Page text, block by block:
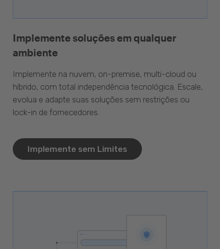
Implemente soluções em qualquer
ambiente
Implemente na nuvem, on-premise, multi-cloud ou
híbrido, com total independência tecnológica. Escale,
evolua e adapte suas soluções sem restrições ou
lock-in de fornecedores.
Implemente sem Limites